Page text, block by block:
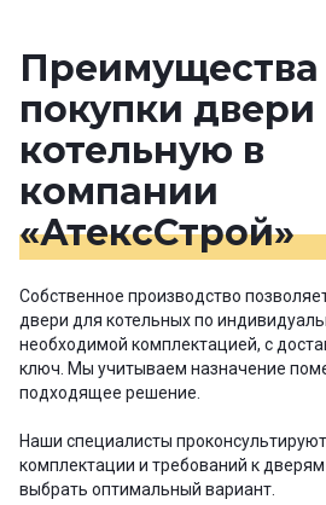
Преимущества
покупки двери
котельную в
компании
«АтексСтрой»
Собственное производство
двери для котельных по
необходимой комплектацией, с
ключ. Мы учитываем назначение
подходящее решение.
Наши специалисты
комплектации и требований к
выбрать оптимальный вариант.